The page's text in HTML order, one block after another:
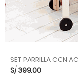
SET PARRILLA CON
S/ 399.00